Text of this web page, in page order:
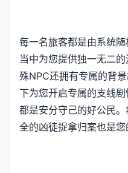
每一名旅客都是由系统
当中为您提供独一无二
殊NPC还拥有专属的背
下为您开启专属的支线
都是安分守己的好公民
全的凶徒捉拿归案也是您